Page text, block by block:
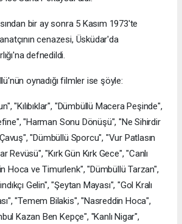
bir ay sonra 5 Kasım 1973'te
cenazesi, Üsküdar'da
defnedildi.
oynadığı filmler ise şöyle:
"Kılıbıklar", "Dümbüllü Macera Peşinde",
"Harman Sonu Dönüşü", "Ne Sihirdir
"Dümbüllü Sporcu", "Vur Patlasın
Revüsü", "Kırk Gün Kırk Gece", "Canlı
Hoca ve Timurlenk", "Dümbüllü Tarzan",
Gelin", "Şeytan Mayası", "Gol Kralı
"Temem Bilakis", "Nasreddin Hoca",
Kazan Ben Kepçe", "Kanlı Nigar",